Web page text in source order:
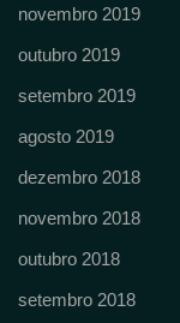
novembro 2019
outubro 2019
setembro 2019
agosto 2019
dezembro 2018
novembro 2018
outubro 2018
setembro 2018